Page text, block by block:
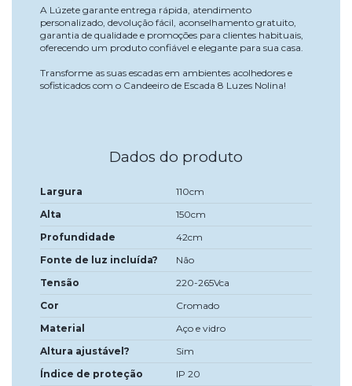
A Lúzete garante entrega rápida, atendimento
personalizado, devolução fácil, aconselhamento gratuito,
garantia de qualidade e promoções para clientes habituais,
oferecendo um produto confiável e elegante para sua casa.
Transforme as suas escadas em ambientes acolhedores e
sofisticados com o Candeeiro de Escada 8 Luzes Nolina!
Dados do produto
Largura
110cm
Alta
150cm
Profundidade
42cm
Fonte de luz incluída?
Não
Tensão
220-265Vca
Cor
Cromado
Material
Aço e vidro
Altura ajustável?
Sim
Índice de proteção
IP 20